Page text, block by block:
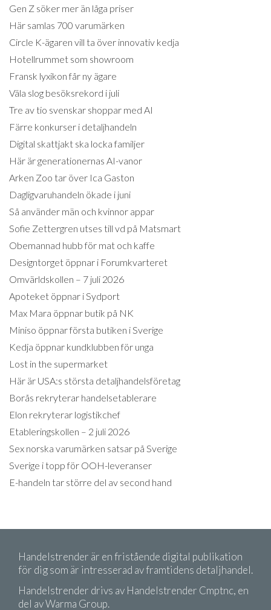
Gen Z söker mer än låga priser
Här samlas 700 varumärken
Circle K-ägaren vill ta över innovativ kedja
Hotellrummet som showroom
Fransk lyxikon får ny ägare
Väla slog besöksrekord i juli
Tre av tio svenskar shoppar med AI
Färre konkurser i detaljhandeln
Digital skattjakt ska locka familjer
Här är generationernas AI-vanor
Arken Zoo tar över Ica Gaston
Dagligvaruhandeln ökade i juni
Så använder män och kvinnor appar
Sofie Zettergren utses till vd på Matsmart
Obemannad hubb för mat och kaffe
Designtorget öppnar i Forumkvarteret
Omvärldskollen – 7 juli 2026
Apoteket öppnar i Sydport
Max Mara öppnar butik på NK
Miniso öppnar första butiken i Sverige
Kedja öppnar kundklubben för unga
Lost in the supermarket
Här är USA:s största detaljhandelsföretag
Borås rekryterar handelsetablerare
Elon rekryterar logistikchef
Etableringskollen – 2 juli 2026
Sex norska varumärken satsar på Sverige
Sverige i topp för OOH-leveranser
E-handeln tar större del av second hand
Handelstrender är en fristående digital publikation
för dig som är intresserad av framtidens detaljhandel.
Handelstrender drivs av Handelstrender Cmptnc, en
del av Warma Group.